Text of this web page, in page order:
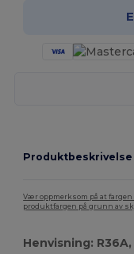
Produktbeskrivelse
Vær oppmerksom på at
produktfargen på grunn av
Henvisning: R36A,